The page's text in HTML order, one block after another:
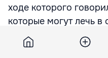
ходе которого
которые могут лечь в
демократического
четыре года,